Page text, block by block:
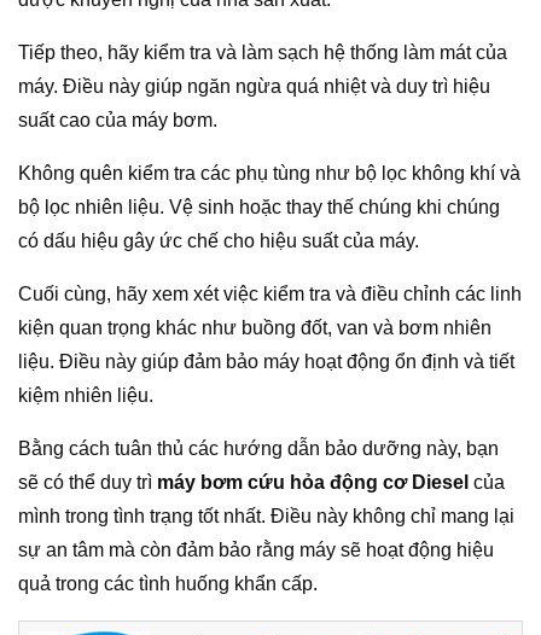
Tiếp theo, hãy kiểm tra và làm sạch hệ thống làm mát của
máy. Điều này giúp ngăn ngừa quá nhiệt và duy trì hiệu
suất cao của máy bơm.
Không quên kiểm tra các phụ tùng như bộ lọc không khí và
bộ lọc nhiên liệu. Vệ sinh hoặc thay thế chúng khi chúng
có dấu hiệu gây ức chế cho hiệu suất của máy.
Cuối cùng, hãy xem xét việc kiểm tra và điều chỉnh các linh
kiện quan trọng khác như buồng đốt, van và bơm nhiên
liệu. Điều này giúp đảm bảo máy hoạt động ổn định và tiết
kiệm nhiên liệu.
Bằng cách tuân thủ các hướng dẫn bảo dưỡng này, bạn
sẽ có thể duy trì máy bơm cứu hỏa động cơ Diesel của
mình trong tình trạng tốt nhất. Điều này không chỉ mang lại
sự an tâm mà còn đảm bảo rằng máy sẽ hoạt động hiệu
quả trong các tình huống khẩn cấp.